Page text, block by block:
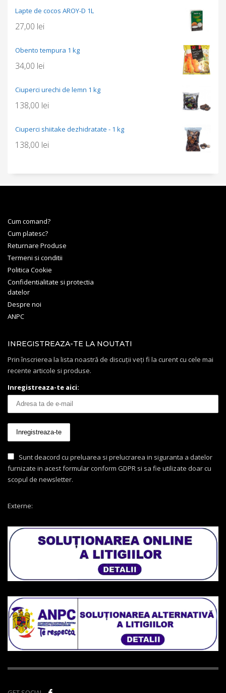
Lapte de cocos AROY-D 1L
27,00 lei
Obento tempura 1 kg
34,00 lei
Ciuperci urechi de lemn 1 kg
138,00 lei
Ciuperci shiitake dezhidratate - 1 kg
138,00 lei
Cum comand?
Cum platesc?
Returnare Produse
Termeni si conditii
Politica Cookie
Confidentialitate si protectia
datelor
Despre noi
ANPC
INREGISTREAZA-TE LA NOUTATI
Prin înscrierea la lista noastră de discuții veți fi la curent cu cele mai
recente articole si produse.
Inregistreaza-te aici:
Sunt deacord cu preluarea si prelucrarea in siguranta a datelor
furnizate in acest formular conform GDPR si sa fie utilizate doar cu
scopul de newsletter.
Externe: